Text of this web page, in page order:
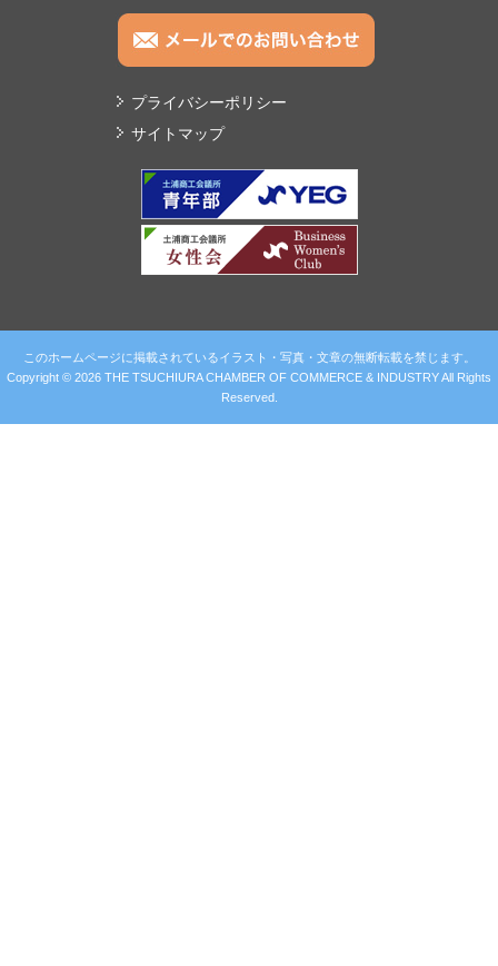
TEL:029-822-0391
プライバシーポリシー
サイトマップ
このホームページに掲載されているイラスト・写真・文章の無断転載を禁じます。
Copyright © 2026 THE TSUCHIURA CHAMBER OF COMMERCE & INDUSTRY All Rights
Reserved.